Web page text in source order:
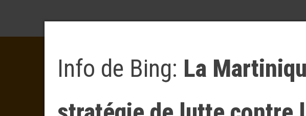
Info de Bing: La